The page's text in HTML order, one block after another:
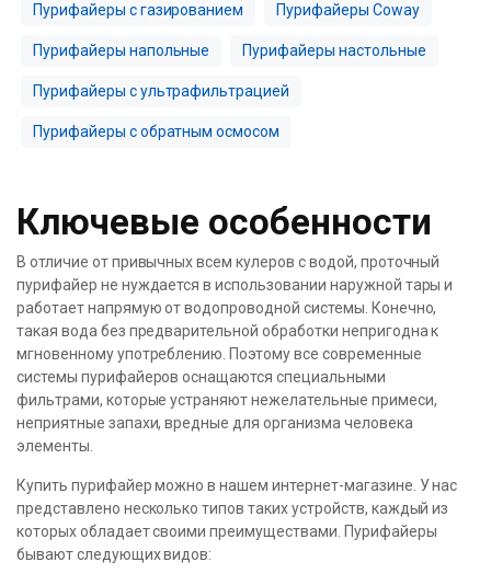
Пурифайеры с газированием Пурифайеры Coway
Пурифайеры напольные Пурифайеры настольные
Пурифайеры с ультрафильтрацией
Пурифайеры с обратным осмосом
Ключевые особенности
В отличие от привычных всем кулеров с водой, проточный
пурифайер не нуждается в использовании наружной тары и
работает напрямую от водопроводной системы. Конечно,
такая вода без предварительной обработки непригодна к
мгновенному употреблению. Поэтому все современные
системы пурифайеров оснащаются специальными
фильтрами, которые устраняют нежелательные примеси,
неприятные запахи, вредные для организма человека
элементы.
Купить пурифайер можно в нашем интернет-магазине. У нас
представлено несколько типов таких устройств, каждый из
которых обладает своими преимуществами. Пурифайеры
бывают следующих видов: